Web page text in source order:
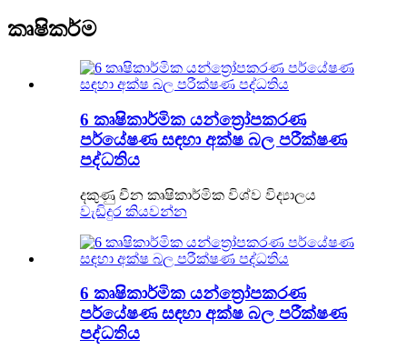
කෘෂිකර්ම
6 කෘෂිකාර්මික යන්ත්‍රෝපකරණ
පර්යේෂණ සඳහා අක්ෂ බල පරීක්ෂණ
පද්ධතිය
දකුණු චීන කෘෂිකාර්මික විශ්ව විද්‍යාලය
වැඩිදුර කියවන්න
6 කෘෂිකාර්මික යන්ත්‍රෝපකරණ
පර්යේෂණ සඳහා අක්ෂ බල පරීක්ෂණ
පද්ධතිය